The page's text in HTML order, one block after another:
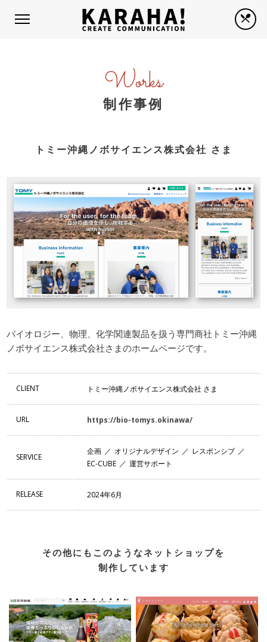
Works
制作事例
トミー沖縄ノボサイエンス株式会社 さま
バイオロジー、物理、化学関連製品を扱う専門商社トミー沖縄
ノボサイエンス株式会社さまのホームページです。
CLIENT トミー沖縄ノボサイエンス株式会社 さま
URL https://bio-tomys.okinawa/
SERVICE
企画 オリジナルデザイン
レスポンシブ
EC-CUBE
運営サポート
RELEASE 2024年6月
その他にもこのようなネットショップを
制作しています